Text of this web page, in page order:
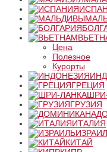
Цена
Полезное
Курорты
ГРЕЦИЯ
ГРУЗИЯ
ИТАЛИЯ
КИТАЙ